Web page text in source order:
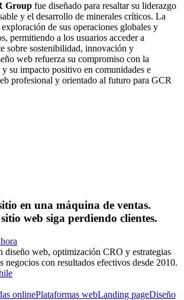
Group fue diseñado para resaltar su liderazgo
y el desarrollo de minerales críticos. La
de sus operaciones globales y
permitiendo a los usuarios acceder a
sobre sostenibilidad, innovación y
web refuerza su compromiso con la
su impacto positivo en comunidades e
profesional y orientado al futuro para GCR
en una máquina de ventas.
web siga perdiendo clientes.
diseño web, optimización CRO y estrategias
negocios con resultados efectivos desde 2010.
onlinePlataformas webLanding pageDiseño